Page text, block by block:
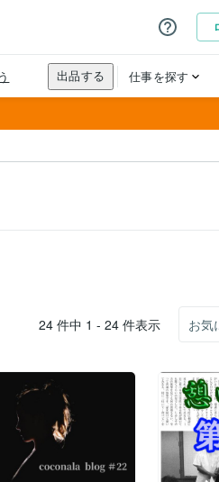
24 件中 1 - 24 件表示